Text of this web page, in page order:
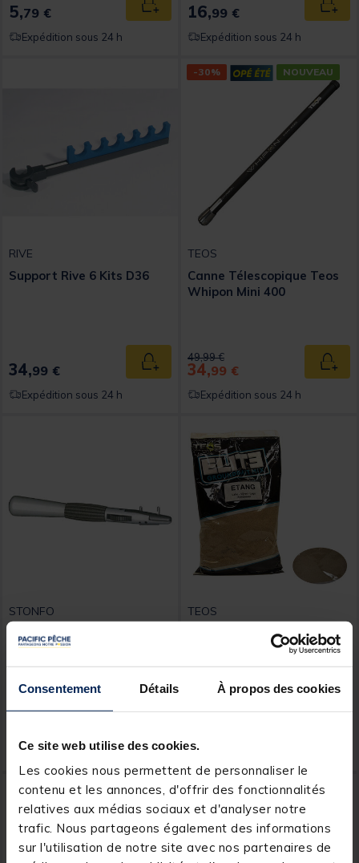
Consentement Détails À propos des cookies
Ce site web utilise des cookies.
Les cookies nous permettent de personnaliser le
contenu et les annonces, d'offrir des fonctionnalités
relatives aux médias sociaux et d'analyser notre
trafic. Nous partageons également des informations
sur l'utilisation de notre site avec nos partenaires de
5,79 € Ajouter au panier
Expédition sous 24 h
16,99 €
Expédition sous 24 h
RIVE
Support Rive 6 Kits D36
34,99 € Ajouter au panier
Expédition sous 24 h
-30% NOUVEAU
TEOS
Canne Télescopique Teos
Whipon Mini 400
Price reduced from
49,99 €to
34,99 €
Expédition sous 24 h
STONFO
Outil de montage coup
stonfo monte hameçon
[object Object] out of 5 Customer Rating
(4)
Expédition sous 24 h
TEOS
Amorce Teos Elite Etang
[object Object] out of 5
(2)
NOUVEAU NOUVEAU